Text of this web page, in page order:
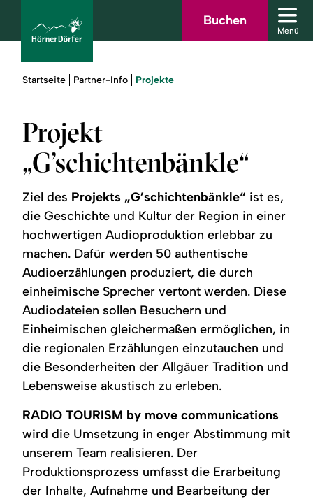
Buchen
Menü
buchen
Sommer
Winter
Region
Service
Sie
Startseite Partner-Info Projekte
Projekt
„G’schichtenbänkle“
Ziel des Projekts „G’schichtenbänkle“ ist es,
die Geschichte und Kultur der Region in einer
hochwertigen Audioproduktion erlebbar zu
machen. Dafür werden 50 authentische
Audioerzählungen produziert, die durch
einheimische Sprecher vertont werden. Diese
Audiodateien sollen Besuchern und
Einheimischen gleichermaßen ermöglichen, in
die regionalen Erzählungen einzutauchen und
die Besonderheiten der Allgäuer Tradition und
Lebensweise akustisch zu erleben.
RADIO TOURISM by move communications
wird die Umsetzung in enger Abstimmung mit
unserem Team realisieren. Der
Produktionsprozess umfasst die Erarbeitung
der Inhalte, Aufnahme und Bearbeitung der